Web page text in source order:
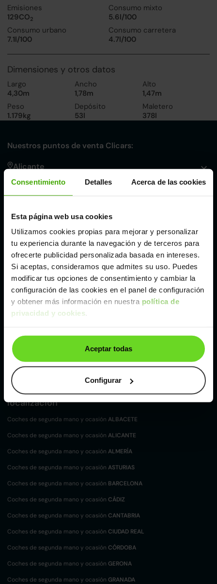
Consentimiento Detalles Acerca de las cookies
Esta página web usa cookies
Utilizamos cookies propias para mejorar y personalizar
tu experiencia durante la navegación y de terceros para
ofrecerte publicidad personalizada basada en intereses.
Si aceptas, consideramos que admites su uso. Puedes
modificar tus opciones de consentimiento y cambiar la
configuración de las cookies en el panel de configuración
y obtener más información en nuestra política de
privacidad y cookies.
Aceptar todas
Configurar
Emisiones
129CO2
Consumo mixto
5.6l/100
Consumo urbano
7.1l/100
Consumo carretera
4.7l/100
Dimensiones y otros datos
Largo
4,30m
Ancho
1,78m
Alto
1,47m
Peso
1.179kg
Depósito
53l
Maletero
378l
Nuestros puntos de venta Clicars:
Alicante
Córdoba
Málaga
Valencia
Zaragoza
Ver Hyundai i30 de segunda mano y ocasión
Hyundai i30 de segunda mano y ocasión
Coches desegunda mano y ocasión por
localización
Coches de segunda mano y ocasión ALBACETE
Coches de segunda mano y ocasión ALICANTE
Coches de segunda mano y ocasión ALMERÍA
Coches de segunda mano y ocasión ASTURIAS
Coches de segunda mano y ocasión BARCELONA
Coches de segunda mano y ocasión CÁDIZ
Coches de segunda mano y ocasión CANTABRIA
Coches de segunda mano y ocasión CIUDAD REAL
Coches de segunda mano y ocasión CÓRDOBA
Coches de segunda mano y ocasión GERONA
Coches de segunda mano y ocasión GRANADA